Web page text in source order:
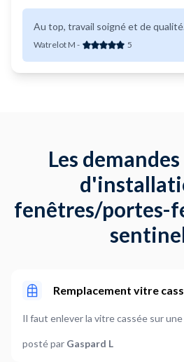
Au top, travail soigné et de
Watrelot M - 5
Les
fenêtres/portes-
Remplacement vitre
Il faut enlever la vitre cassée sur
posté par Gaspard L